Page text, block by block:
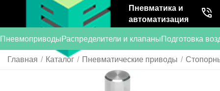
Пневматика и
автоматизация
ПневмоприводыРаспределители и клапаныПодготовка
Главная / Каталог / Пневматические приводы /